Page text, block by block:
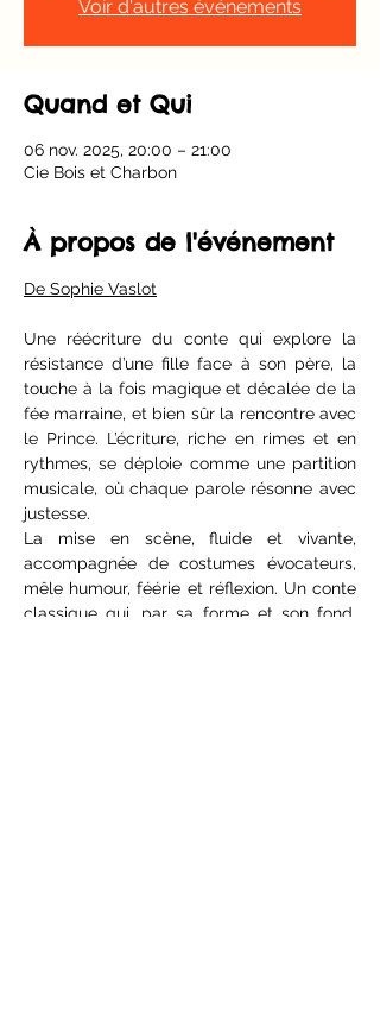
Voir d'autres événements
Quand et Qui
06 nov. 2025, 20:00 – 21:00
Cie Bois et Charbon
À propos de l'événement
De Sophie Vaslot
Une réécriture du conte qui explore la
résistance d’une fille face à son père, la
touche à la fois magique et décalée de la
fée marraine, et bien sûr la rencontre avec
le Prince. L’écriture, riche en rimes et en
rythmes, se déploie comme une partition
musicale, où chaque parole résonne avec
justesse.
La mise en scène, fluide et vivante,
accompagnée de costumes évocateurs,
mêle humour, féérie et réflexion. Un conte
classique qui, par sa forme et son fond,